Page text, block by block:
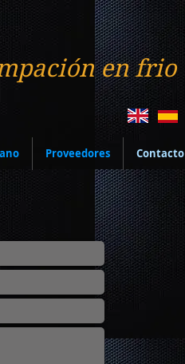
en frio
Proveedores Contacto